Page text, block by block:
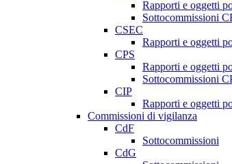
Rapporti e oggetti
Sottocommissioni
CSEC
Rapporti e oggetti
CPS
Rapporti e oggetti
Sottocommissioni
CIP
Rapporti e oggetti
Commissioni di vigilanza
CdF
Sottocommissioni
CdG